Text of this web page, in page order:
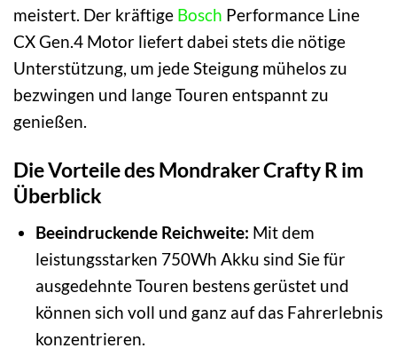
meistert. Der kräftige Bosch Performance Line
CX Gen.4 Motor liefert dabei stets die nötige
Unterstützung, um jede Steigung mühelos zu
bezwingen und lange Touren entspannt zu
genießen.
Die Vorteile des Mondraker Crafty R im
Überblick
Beeindruckende Reichweite: Mit dem
leistungsstarken 750Wh Akku sind Sie für
ausgedehnte Touren bestens gerüstet und
können sich voll und ganz auf das Fahrerlebnis
konzentrieren.